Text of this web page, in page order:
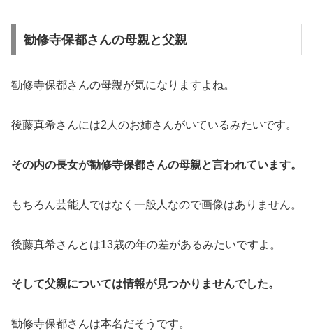
勧修寺保都さんの母親と父親
勧修寺保都さんの母親が気になりますよね。
後藤真希さんには2人のお姉さんがいているみたいです。
その内の長女が勧修寺保都さんの母親と言われています。
もちろん芸能人ではなく一般人なので画像はありません。
後藤真希さんとは13歳の年の差があるみたいですよ。
そして父親については情報が見つかりませんでした。
勧修寺保都さんは本名だそうです。